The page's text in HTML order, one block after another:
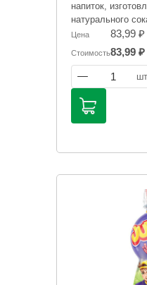
напиток,
натурального
только
компоненты и
прошедшая
Обладает
вкусом, отлично
заряд
справочный
Цена 83,99 ₽
Стоимость83,99 ₽
1 шт